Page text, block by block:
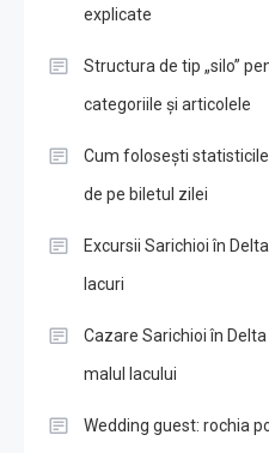
explicate
Structura de tip „silo”
categoriile și articolele
Cum folosești
de pe biletul zilei
Excursii Sarichioi în
lacuri
Cazare Sarichioi în
malul lacului
Wedding guest: rochia